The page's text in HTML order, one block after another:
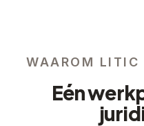
WAAROM LITIC
Eén